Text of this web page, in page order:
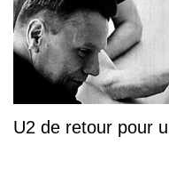
U2 de retour pour